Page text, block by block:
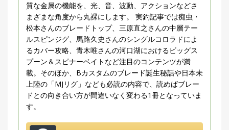
質な金属の機能を、光、音、波動、アクションなどさ
まざまな角度から丸裸にします。 実釣記事では痴虫・
松本さんのブレードトップ、三原直之さんの中層テー
ルスピンジグ、馬路久史さんのシングルコロラドによ
るカバー攻略、青木唯さんの河口湖におけるビッグス
プーン＆スピナーベイトなど注目のコンテンツが満
載。そのほか、Bカスタムのブレード誕生秘話や日本未
上陸の「MJリグ」なども必読の内容で、読めばブレー
ドとの向き合い方が間違いなく変わる1冊となっていま
す。